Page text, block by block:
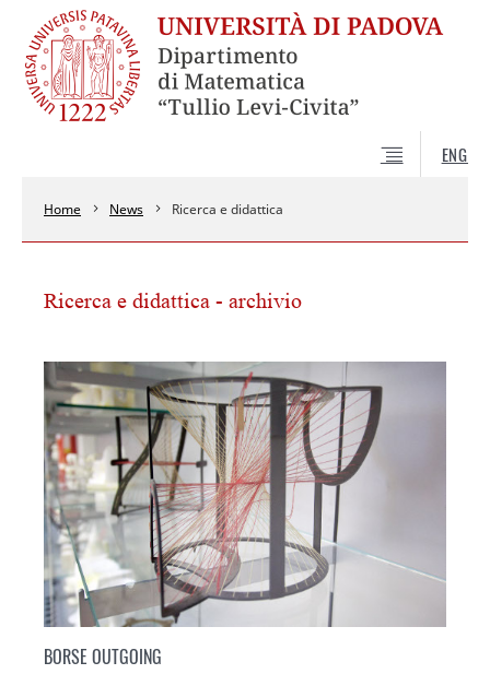
ENG
Home News Ricerca e didattica
Ricerca e didattica - archivio
BORSE OUTGOING